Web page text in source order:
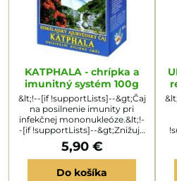
KATPHALA - chrípka a
imunitný systém 100g
&lt;!--[if !supportLists]--&gt;Čaj
na posilnenie imunity pri
infekčnej mononukleóze.&lt;!-
-[if !supportLists]--&gt;Znižuje
možnosť komplikácií po jej
prekonaní.&lt;!--[if
!supportLists]--&gt;Pôsobí
proti zápalom krčných mandlí
5,90 €
Do košíka